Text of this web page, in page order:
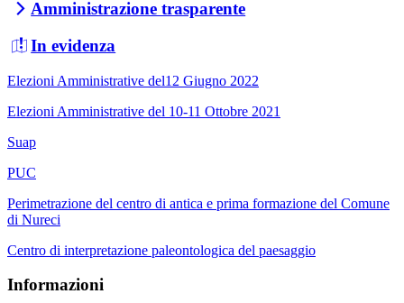
Amministrazione trasparente
In evidenza
Elezioni Amministrative del12 Giugno 2022
Elezioni Amministrative del 10-11 Ottobre 2021
Suap
PUC
Perimetrazione del centro di antica e prima formazione del Comune
di Nureci
Centro di interpretazione paleontologica del paesaggio
Informazioni